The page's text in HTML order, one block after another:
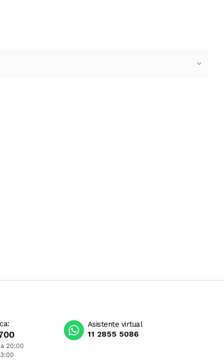
20:00
Asistente virtual
11 2855 5086